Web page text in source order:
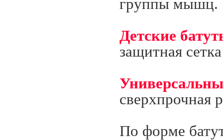
группы мышц.
Детские
защитная
сверхпрочная
По форме